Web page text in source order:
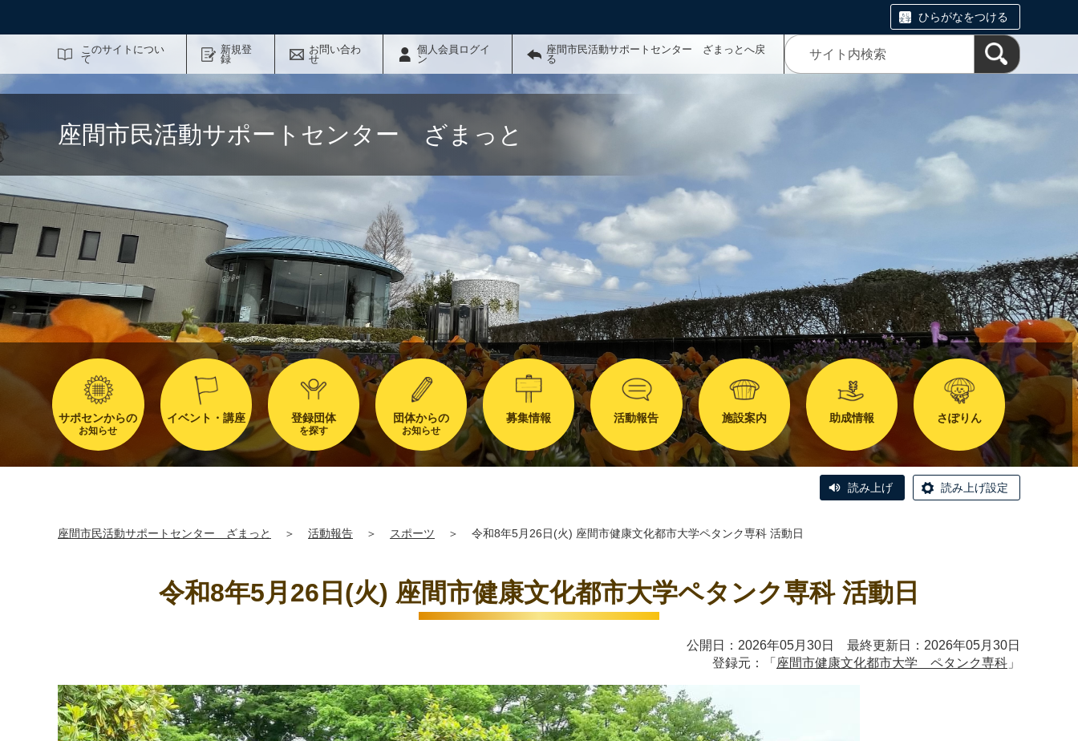
ひらがなをつける
このサイトについ
て
新規登
録
お問い合わ
せ
個人会員ログイ
ン
座間市民活動サポートセンター ざまっとへ戻
る
座間市民活動サポートセンター ざまっと
サポセンからの
お知らせ
イベント・講座 登録団体
を探す
団体からの
お知らせ
募集情報 活動報告 施設案内 助成情報 さぽりん
読み上げ 読み上げ設定
座間市民活動サポートセンター ざまっと ＞ 活動報告 ＞ スポーツ ＞ 令和8年5月26日(火) 座間市健康文化都市大学ペタンク専科 活動日
令和8年5月26日(火) 座間市健康文化都市大学ペタンク専科 活動日
公開日：2026年05月30日 最終更新日：2026年05月30日
登録元：「 座間市健康文化都市大学 ペタンク専科 」